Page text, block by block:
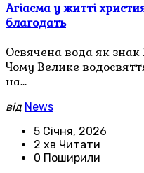
Агіасма у житті
благодать
Освячена вода як знак
Чому Велике
на…
від News
5 Січня, 2026
2 хв Читати
0 Поширили